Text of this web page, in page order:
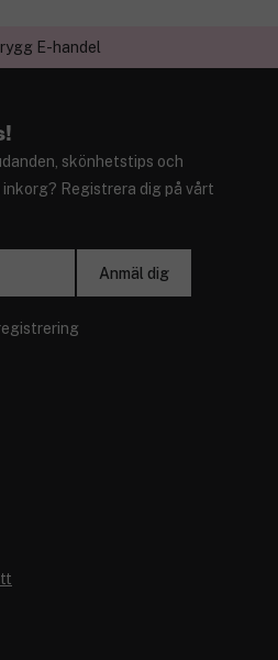
E-handel
skönhetstips och
Registrera dig på vårt
Anmäl dig